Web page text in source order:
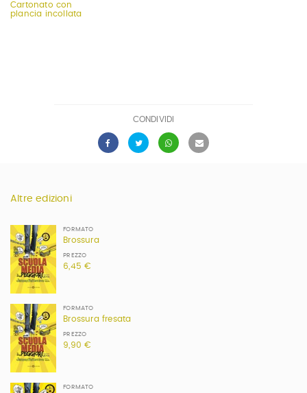
Cartonato con
plancia incollata
CONDIVIDI
Altre edizioni
FORMATO
Brossura
PREZZO
6,45 €
FORMATO
Brossura fresata
PREZZO
9,90 €
FORMATO